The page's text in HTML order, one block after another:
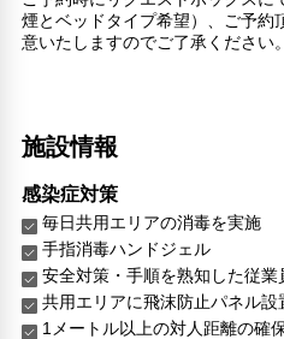
煙とベッドタイプ希望）、ご予約
意いたしますのでご了承ください。
施設情報
感染症対策
毎日共用エリアの消毒を実施
手指消毒ハンドジェル
安全対策・手順を熟知した従業
共用エリアに飛沫防止パネル設
1メートル以上の対人距離の確